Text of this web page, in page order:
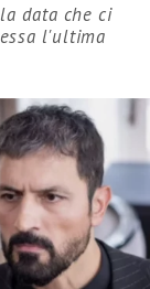
data che ci
l'ultima